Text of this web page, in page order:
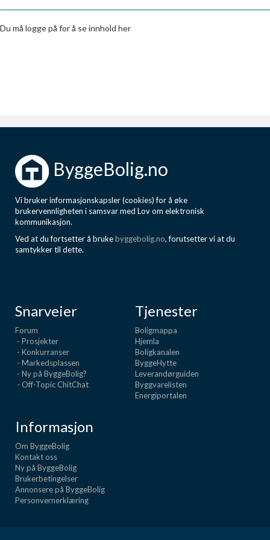
Boligmappa+
Få mer ut av Boligmappa
Du må logge på for å se innhold her
ByggeBolig.no
Vi bruker informasjonskapsler (cookies) for å øke
brukervennligheten i samsvar med Lov om elektronisk
kommunikasjon.
Ved at du fortsetter å brukebyggebolig.no, forutsetter vi at du
samtykker til dette.
Snarveier
Forum
- Prosjekter
- Konkurranser
- Markedsplassen
- Ny på ByggeBolig?
- Off-Topic ChitChat
Tjenester
Boligmappa
Hjemla
Boligkanalen
ByggeHytte
Leverandørguiden
Byggvarelisten
Energiportalen
Informasjon
Om ByggeBolig
Kontakt oss
Ny på ByggeBolig
Brukerbetingelser
Annonsere på ByggeBolig
Personvernerklæring